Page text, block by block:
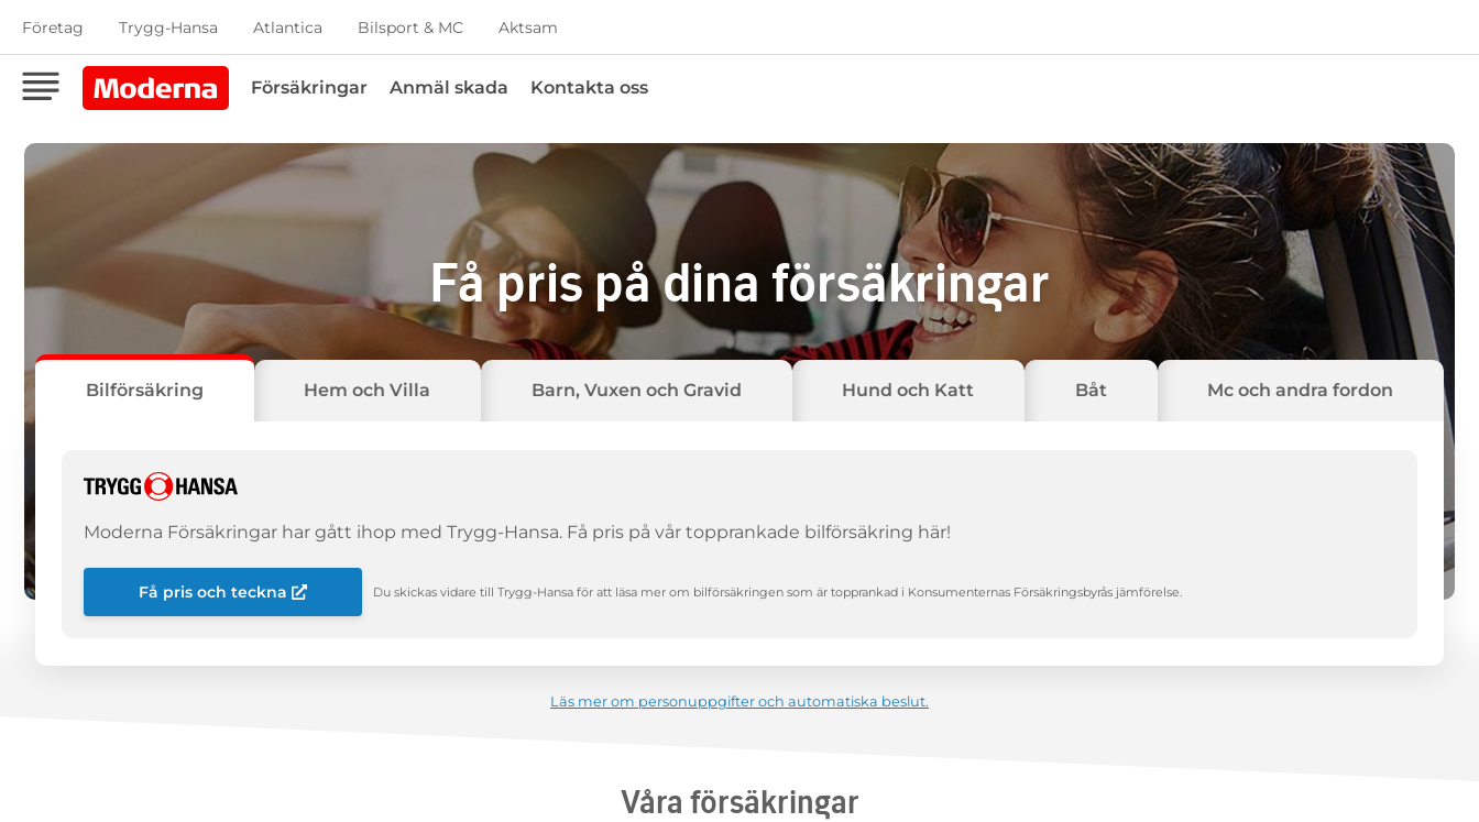
Företag Trygg-Hansa Atlantica Bilsport & MC Aktsam
Försäkringar Anmäl skada Kontakta oss
Få pris på dina försäkringar
Bilförsäkring Hem och Villa Barn, Vuxen och Gravid Hund och Katt Båt Mc och andra fordon
Moderna Försäkringar har gått ihop med Trygg-Hansa. Få pris på vår topprankade bilförsäkring här!
Få pris och teckna Du skickas vidare till Trygg-Hansa för att läsa mer om bilförsäkringen som är topprankad i Konsumenternas Försäkringsbyrås jämförelse.
Läs mer om personuppgifter och automatiska beslut.
Våra försäkringar